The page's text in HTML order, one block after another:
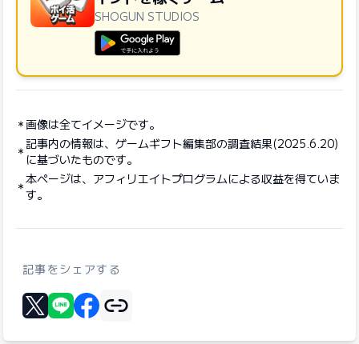
SHOGUN STUDIOS
画像は全てイメージです。
記事内の情報は、ゲームギフト編集部の調査結果(2025.6.20)
に基づいたものです。
本ページは、アフィリエイトプログラムによる収益を得ていま
す。
記事をシェアする
Xに投稿する
リンクをコピー